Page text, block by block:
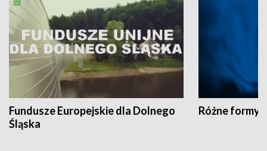
Fundusze Europejskie dla Dolnego
Śląska
Różne formy